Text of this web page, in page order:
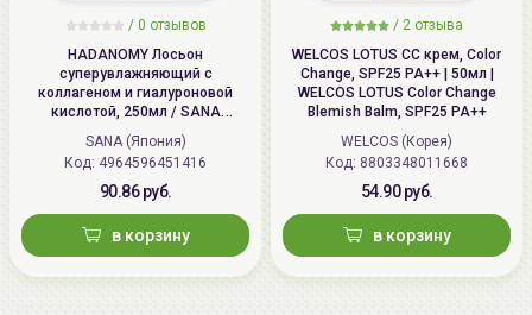
/ 0 отзывов
HADANOMY Лосьон
суперувлажняющий с
коллагеном и гиалуроновой
кислотой, 250мл / SANA
HADANOMY Collagen mist
SANA (Япония)
Код: 4964596451416
90.86 руб.
в корзину
/ 2 отзыва
WELCOS LOTUS СС крем, Color
Change, SPF25 PA++ | 50мл |
WELCOS LOTUS Color Change
Blemish Balm, SPF25 PA++
WELCOS (Корея)
Код: 8803348011668
54.90 руб.
в корзину